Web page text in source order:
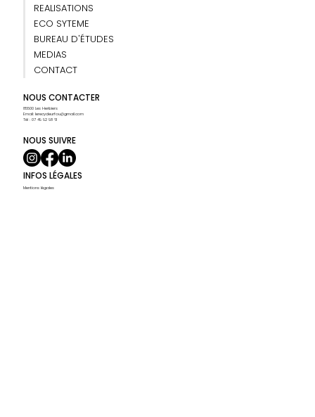
REALISATIONS
ECO SYTEME
BUREAU D'ÉTUDES
MEDIAS
CONTACT
NOUS CONTACTER
85500 Les Herbiers
Email: lerecycleurfou@gmail.com
Tél : 07 49 92 98 61
NOUS SUIVRE
INFOS LÉGALES
Mentions légales